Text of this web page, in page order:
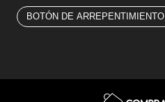
BOTÓN DE ARREPENTIMIENTO